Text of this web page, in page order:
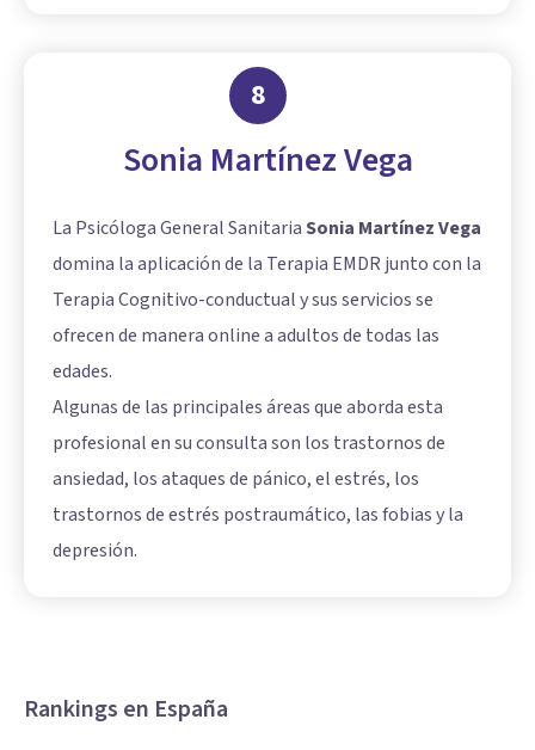
8
Sonia Martínez Vega
La Psicóloga General SanitariaSonia Martínez Vega
domina la aplicación de la Terapia EMDR junto con la
Terapia Cognitivo-conductual y sus servicios se
ofrecen de manera online a adultos de todas las
edades.
Algunas de las principales áreas que aborda esta
profesional en su consulta son los trastornos de
ansiedad, los ataques de pánico, el estrés, los
trastornos de estrés postraumático, las fobias y la
depresión.
Rankings en España